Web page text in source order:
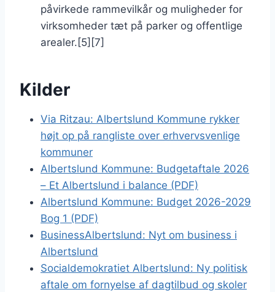
påvirkede rammevilkår og muligheder for
virksomheder tæt på parker og offentlige
arealer.[5][7]
Kilder
Via Ritzau: Albertslund Kommune rykker
højt op på rangliste over erhvervsvenlige
kommuner
Albertslund Kommune: Budgetaftale 2026
– Et Albertslund i balance (PDF)
Albertslund Kommune: Budget 2026-2029
Bog 1 (PDF)
BusinessAlbertslund: Nyt om business i
Albertslund
Socialdemokratiet Albertslund: Ny politisk
aftale om fornyelse af dagtilbud og skoler